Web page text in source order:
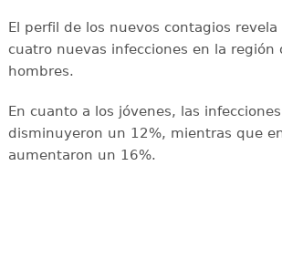
El perfil de los nuevos contagios
cuatro nuevas infecciones en la región
hombres.
En cuanto a los jóvenes, las
disminuyeron un 12%, mientras que
aumentaron un 16%.